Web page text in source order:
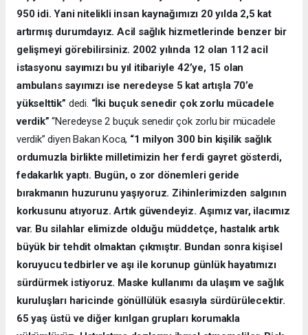
950 idi. Yani nitelikli insan kaynağımızı 20 yılda 2,5 kat
artırmış durumdayız. Acil sağlık hizmetlerinde benzer bir
gelişmeyi görebilirsiniz. 2002 yılında 12 olan 112 acil
istasyonu sayımızı bu yıl itibariyle 42’ye, 15 olan
ambulans sayımızı ise neredeyse 5 kat artışla 70’e
yükselttik” dedi. “İki buçuk senedir çok zorlu mücadele
verdik” “Neredeyse 2 buçuk senedir çok zorlu bir mücadele
verdik” diyen Bakan Koca, “1 milyon 300 bin kişilik sağlık
ordumuzla birlikte milletimizin her ferdi gayret gösterdi,
fedakarlık yaptı. Bugün, o zor dönemleri geride
bırakmanın huzurunu yaşıyoruz. Zihinlerimizden salgının
korkusunu atıyoruz. Artık güvendeyiz. Aşımız var, ilacımız
var. Bu silahlar elimizde olduğu müddetçe, hastalık artık
büyük bir tehdit olmaktan çıkmıştır. Bundan sonra kişisel
koruyucu tedbirler ve aşı ile korunup günlük hayatımızı
sürdürmek istiyoruz. Maske kullanımı da ulaşım ve sağlık
kuruluşları haricinde gönüllülük esasıyla sürdürülecektir.
65 yaş üstü ve diğer kırılgan grupları korumakla